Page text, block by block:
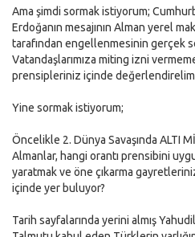
Ama şimdi sormak istiyorum;
Erdoğanın mesajının Alman yerel
tarafından engellenmesinin gerçek
Vatandaşlarımıza miting izni
prensipleriniz içinde
Yine sormak istiyorum;
Öncelikle 2. Dünya Savaşında ALTI
Almanlar, hangi orantı prensibini
yaratmak ve öne çıkarma
içinde yer buluyor?
Tarih sayfalarında yerini almış